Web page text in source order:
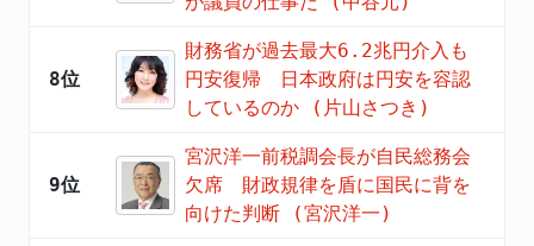
8位
財務省が過去最大6.2兆円介入も
円安復帰 日本政府は円安を容認
しているのか (片山さつき)
9位
宮沢洋一前税調会長が自民総務会
欠席 財政規律を盾に国民に背を
向けた判断 (宮沢洋一)